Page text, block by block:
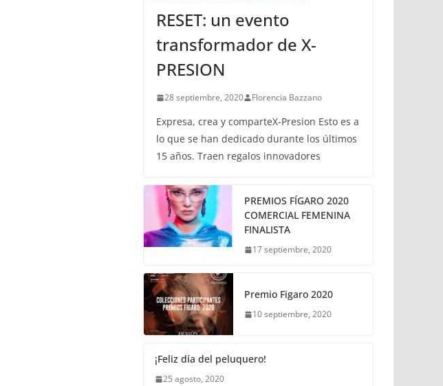
RESET: un evento
transformador de X-
PRESION
28 septiembre, 2020 Florencia Bazzano
Expresa, crea y comparteX-Presion Esto es a
lo que se han dedicado durante los últimos
15 años. Traen regalos innovadores
PREMIOS FÍGARO 2020
COMERCIAL FEMENINA
FINALISTA
17 septiembre, 2020
Premio Figaro 2020
10 septiembre, 2020
¡Feliz día del peluquero!
25 agosto, 2020